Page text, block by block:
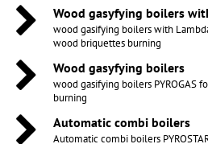
Wood gasyfying boilers
wood gasifying boilers with
wood briquettes burning
Wood gasyfying boilers
wood gasifying boilers PYROGAS
burning
Automatic combi boilers
Automatic combi boilers